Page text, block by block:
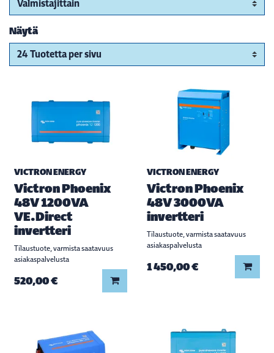
Näytä
VICTRON ENERGY
Victron Phoenix
48V 1200VA
VE.Direct
invertteri
Tilaustuote, varmista saatavuus
asiakaspalvelusta
520,00 € Lisää koriin
VICTRON ENERGY
Victron Phoenix
48V 3000VA
invertteri
Tilaustuote, varmista saatavuus
asiakaspalvelusta
1 450,00 €